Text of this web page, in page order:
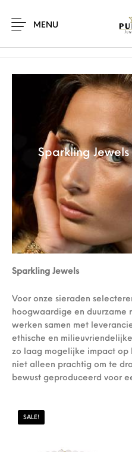
MENU
Giftcard
Home / Sparkling Jewels
Sparkling Jewels
Sparkling Jewels
Voor onze sieraden
hoogwaardige en duurzame
werken samen met
ethische en
zo laag mogelijke impact op
niet alleen prachtig om te
bewust geproduceerd voor
SALE!